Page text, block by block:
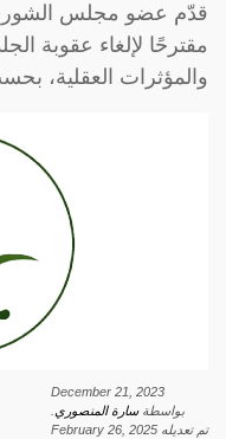
قدّم عضو مجلس الشورى
مقترحًا لإلغاء عقوبة
والمؤثرات العقلية، بحسب
December 21, 2023
بواسطةسارة المنصوري
تم تعديله February 26, 2025